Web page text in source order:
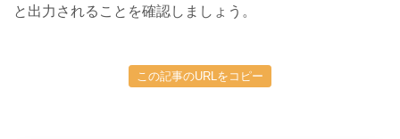
と出力されることを確認しましょう。
この記事のURLをコピー